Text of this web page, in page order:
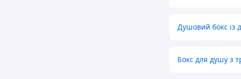
Душовий бокс із
Бокс для душу з